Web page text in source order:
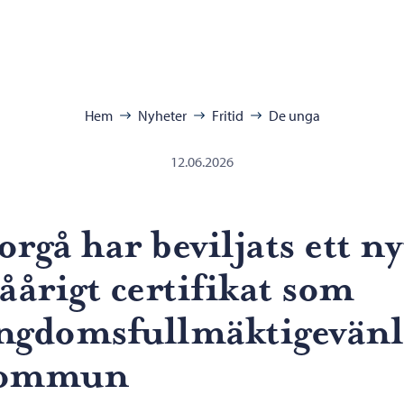
Hem Nyheter Fritid De unga
12.06.2026
har beviljats ett
certifikat som